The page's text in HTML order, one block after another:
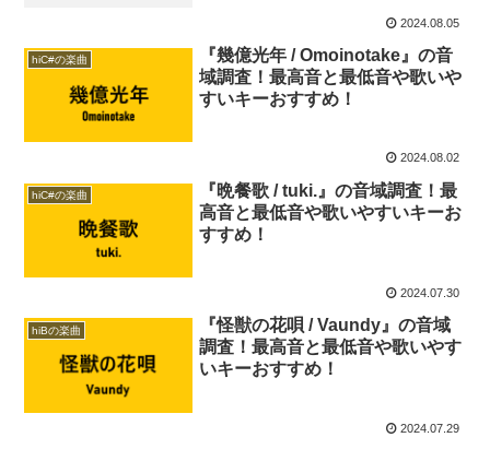
2024.08.05
hiC#の楽曲
『幾億光年 / Omoinotake』の音
域調査！最高音と最低音や歌いや
すいキーおすすめ！
2024.08.02
hiC#の楽曲
『晩餐歌 / tuki.』の音域調査！最
高音と最低音や歌いやすいキーお
すすめ！
2024.07.30
hiBの楽曲
『怪獣の花唄 / Vaundy』の音域
調査！最高音と最低音や歌いやす
いキーおすすめ！
2024.07.29